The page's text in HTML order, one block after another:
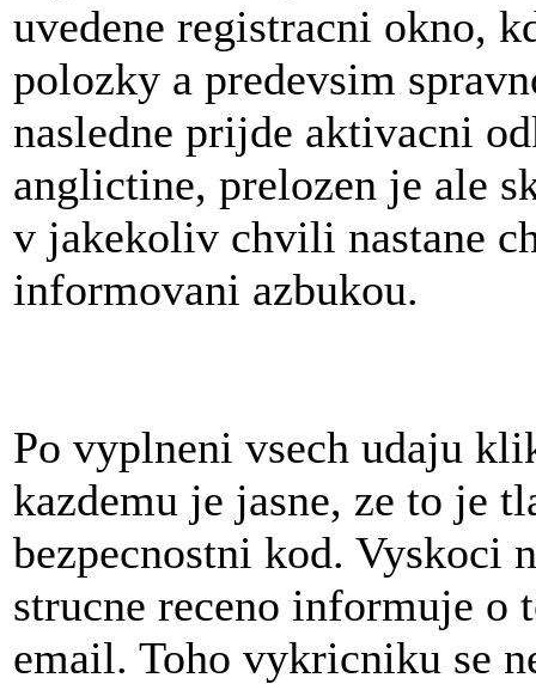
uvedene registracni okno,
polozky a predevsim
nasledne prijde aktivacni
anglictine, prelozen je ale
v jakekoliv chvili nastane
informovani azbukou.
Po vyplneni vsech udaju
kazdemu je jasne, ze to je
bezpecnostni kod. Vyskoci
strucne receno informuje o
email. Toho vykricniku se